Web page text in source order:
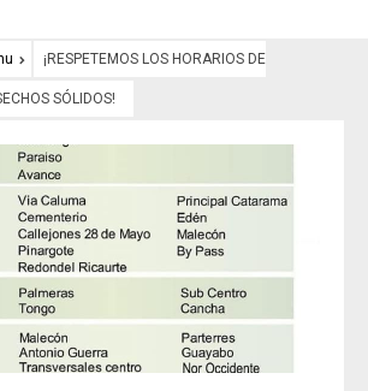
¡RESPETEMOS LOS HORARIOS DE
SÓLIDOS!